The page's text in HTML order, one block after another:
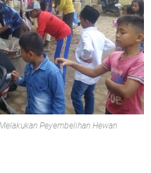
Peyembelihan Hewan